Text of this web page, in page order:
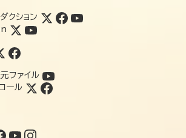
クション
ファイル
ール